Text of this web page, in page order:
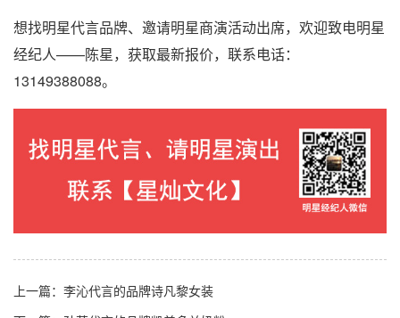
想找明星代言品牌、邀请明星商演活动出席，欢迎致电明星
经纪人——陈星，获取最新报价，联系电话：
13149388088。
上一篇： 李沁代言的品牌诗凡黎女装